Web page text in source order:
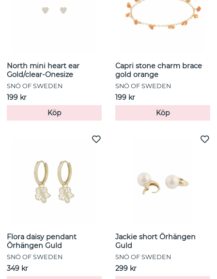
North mini heart ear
Gold/clear-Onesize
SNÖ OF SWEDEN
199 kr
Köp
Capri stone charm brace
gold orange
SNÖ OF SWEDEN
199 kr
Köp
Flora daisy pendant
Örhängen Guld
SNÖ OF SWEDEN
349 kr
Jackie short Örhängen
Guld
SNÖ OF SWEDEN
299 kr